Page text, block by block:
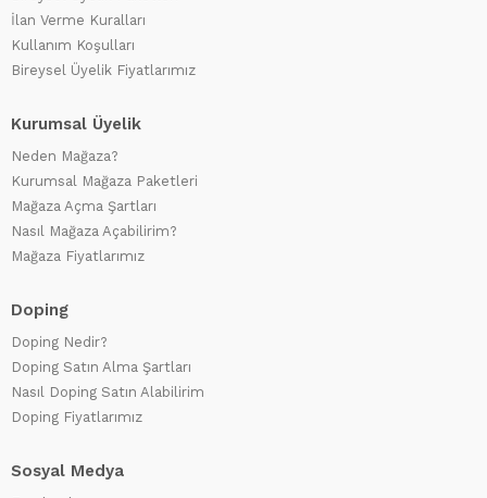
İlan Verme Kuralları
Kullanım Koşulları
Bireysel Üyelik Fiyatlarımız
Kurumsal Üyelik
Neden Mağaza?
Kurumsal Mağaza Paketleri
Mağaza Açma Şartları
Nasıl Mağaza Açabilirim?
Mağaza Fiyatlarımız
Doping
Doping Nedir?
Doping Satın Alma Şartları
Nasıl Doping Satın Alabilirim
Doping Fiyatlarımız
Sosyal Medya